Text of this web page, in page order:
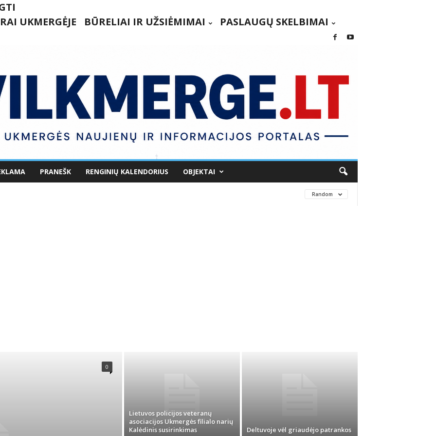
UKMERGĖJE BŪRELIAI IR UŽSIĖMIMAI PASLAUGŲ SKELBIMAI
PRANEŠK RENGINIŲ KALENDORIUS OBJEKTAI
Random
0
Lietuvos policijos veteranų
asociacijos Ukmergės filialo narių
Kalėdinis susirinkimas
Deltuvoje vėl griaudėjo patrankos